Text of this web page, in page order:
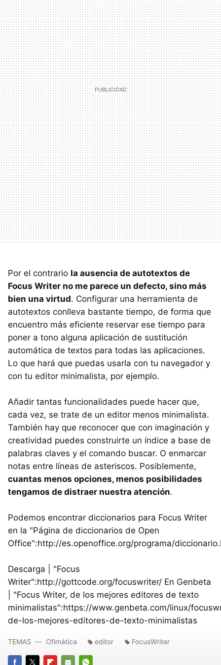
Por el contrario la ausencia de autotextos de
Focus Writer no me parece un defecto, sino más
bien una virtud. Configurar una herramienta de
autotextos conlleva bastante tiempo, de forma que
encuentro más eficiente reservar ese tiempo para
poner a tono alguna aplicación de sustitución
automática de textos para todas las aplicaciones.
Lo que hará que puedas usarla con tu navegador y
con tu editor minimalista, por ejemplo.
Añadir tantas funcionalidades puede hacer que,
cada vez, se trate de un editor menos minimalista.
También hay que reconocer que con imaginación y
creatividad puedes construirte un índice a base de
palabras claves y el comando buscar. O enmarcar
notas entre líneas de asteriscos. Posiblemente,
cuantas menos opciones, menos posibilidades
tengamos de distraer nuestra atención.
Podemos encontrar diccionarios para Focus Writer
en la "Página de diccionarios de Open
Office":http://es.openoffice.org/programa/
Descarga | "Focus
Writer":http://gottcode.org/focuswriter/ En Genbeta
| "Focus Writer, de los mejores editores de texto
minimalistas":https://www.genbeta.com/linux/
de-los-mejores-editores-de-texto-minimalistas
TEMAS Ofimática editor FocusWriter